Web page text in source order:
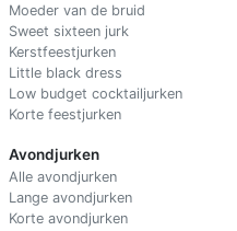
Moeder van de bruid
Sweet sixteen jurk
Kerstfeestjurken
Little black dress
Low budget cocktailjurken
Korte feestjurken
Avondjurken
Alle avondjurken
Lange avondjurken
Korte avondjurken